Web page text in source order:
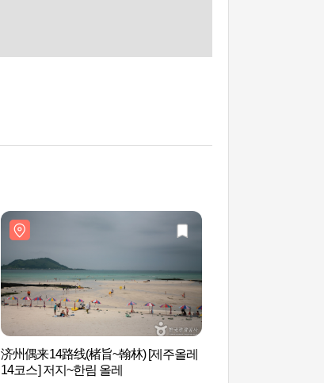
济州偶来14路线(楮旨~翰林) [제주올레
14코스] 저지~한림 올레